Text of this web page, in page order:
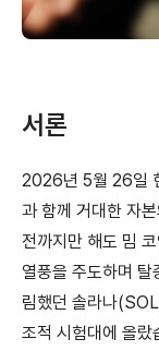
서론
2026년 5월 26일
과 함께 거대한 자
전까지만 해도 밈
열풍을 주도하며
림했던 솔라나
조적 시험대에 올랐